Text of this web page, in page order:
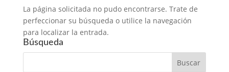
La página solicitada no pudo encontrarse. Trate de
perfeccionar su búsqueda o utilice la navegación
para localizar la entrada.
Búsqueda